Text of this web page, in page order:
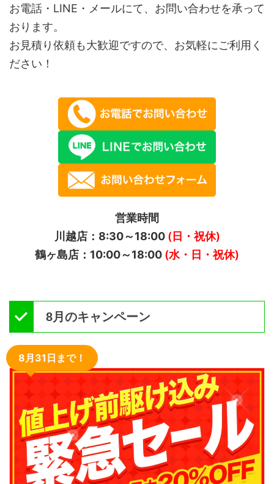
お電話・LINE・メールにて、お問い合わせを承って
おります。
お見積り依頼も大歓迎ですので、お気軽にご利用く
ださい！
営業時間
川越店：8:30～18:00(日・祝休)
鶴ヶ島店：10:00～18:00 (水・日・祝休)
8月のキャンペーン
8月31日まで！